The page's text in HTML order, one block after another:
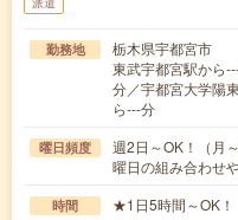
派遣
勤務地
栃木県宇都宮市
東武宇都宮駅から
分／宇都宮大学陽
ら---分
曜日頻度
週2日～OK！（月
曜日の組み合わせ
時間 ★1日5時間～OK！